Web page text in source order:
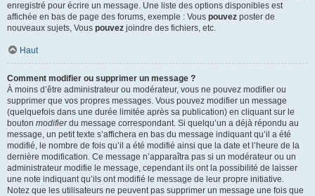
enregistré pour écrire un message. Une liste des options disponibles est
affichée en bas de page des forums, exemple : Vous pouvez poster de
nouveaux sujets, Vous pouvez joindre des fichiers, etc.
Haut
Comment modifier ou supprimer un message ?
À moins d’être administrateur ou modérateur, vous ne pouvez modifier ou
supprimer que vos propres messages. Vous pouvez modifier un message
(quelquefois dans une durée limitée après sa publication) en cliquant sur le
bouton modifierdu message correspondant. Si quelqu’un a déjà répondu au
message, un petit texte s’affichera en bas du message indiquant qu’il a été
modifié, le nombre de fois qu’il a été modifié ainsi que la date et l’heure de la
dernière modification. Ce message n’apparaîtra pas si un modérateur ou un
administrateur modifie le message, cependant ils ont la possibilité de laisser
une note indiquant qu’ils ont modifié le message de leur propre initiative.
Notez que les utilisateurs ne peuvent pas supprimer un message une fois que